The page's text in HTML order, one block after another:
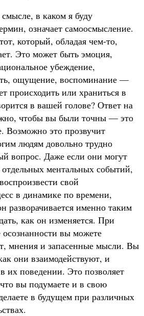
в каком я буду
означает самоосмысление.
который, обладая чем-то,
Это может быть эмоция,
убеждение,
ощущение, воспоминание —
происходить или храниться в
в вашей голове? Ответ на
чтобы вы были точны — это
Возможно это прозвучит
людям довольно трудно
вопрос. Даже если они могут
ментальных событий,
свой
в динамике по времени,
разворачивается именно таким
как он изменяется. При
осознанности вы можете
мнения и запасенные мысли. Вы
они взаимодействуют, и
их поведении. Это позволяет
вы подумаете и в свою
в будущем при различных